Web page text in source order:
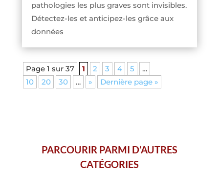
pathologies les plus graves sont invisibles.
Détectez-les et anticipez-les grâce aux
données
Page 1 sur 37 1 2 3 4 5
…
10
20 30 … » Dernière page »
PARCOURIR PARMI D’AUTRES
CATÉGORIES